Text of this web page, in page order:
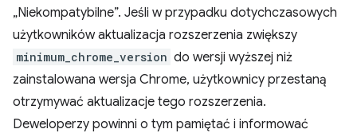
„Niekompatybilne”. Jeśli w przypadku dotychczasowych
użytkowników aktualizacja rozszerzenia zwiększy
minimum_chrome_version do wersji wyższej niż
zainstalowana wersja Chrome, użytkownicy przestaną
otrzymywać aktualizacje tego rozszerzenia.
Deweloperzy powinni o tym pamiętać i informować